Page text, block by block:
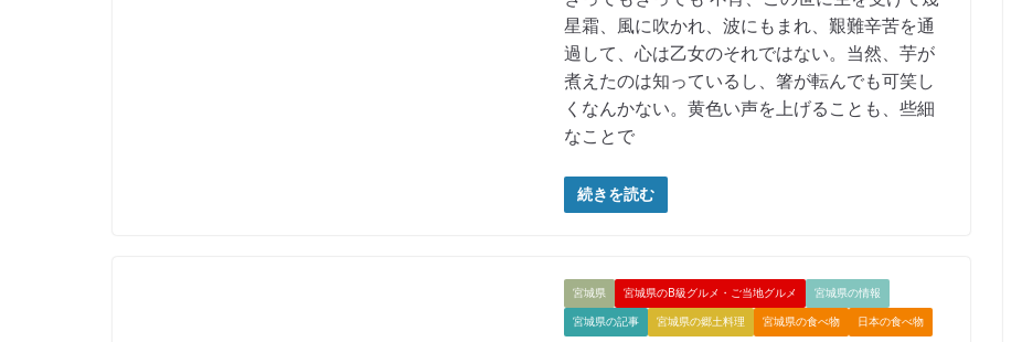
星霜、風に吹かれ、波にもまれ、艱難辛苦を通
過して、心は乙女のそれではない。当然、芋が
煮えたのは知っているし、箸が転んでも可笑し
くなんかない。黄色い声を上げることも、些細
なことで
続きを読む
宮城県 宮城県のB級グルメ・ご当地グルメ 宮城県の情報
宮城県の記事 宮城県の郷土料理 宮城県の食べ物 日本の食べ物